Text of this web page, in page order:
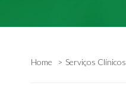
Home Serviços Clínicos